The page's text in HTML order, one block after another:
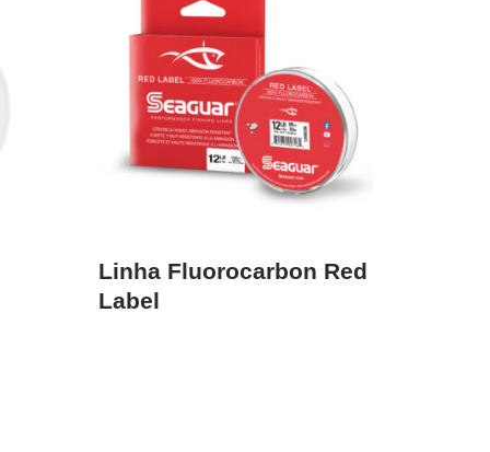
Linha Fluorocarbon Red
Label